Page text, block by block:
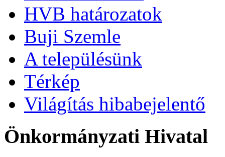
HVB határozatok
Buji Szemle
A településünk
Térkép
Világítás hibabejelentő
Önkormányzati Hivatal